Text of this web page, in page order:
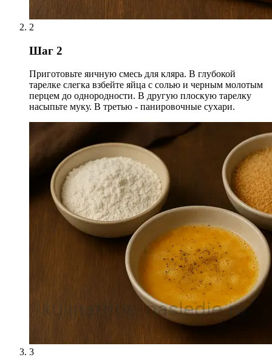
2
Шаг 2
Приготовьте яичную смесь для кляра. В глубокой
тарелке слегка взбейте яйца с солью и черным молотым
перцем до однородности. В другую плоскую тарелку
насыпьте муку. В третью - панировочные сухари.
3